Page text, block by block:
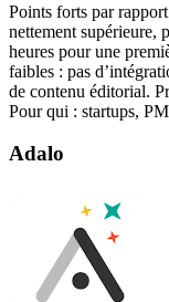
Points forts par
nettement supérieure,
heures pour une
faibles : pas
de contenu éditorial.
Pour qui : startups,
Adalo